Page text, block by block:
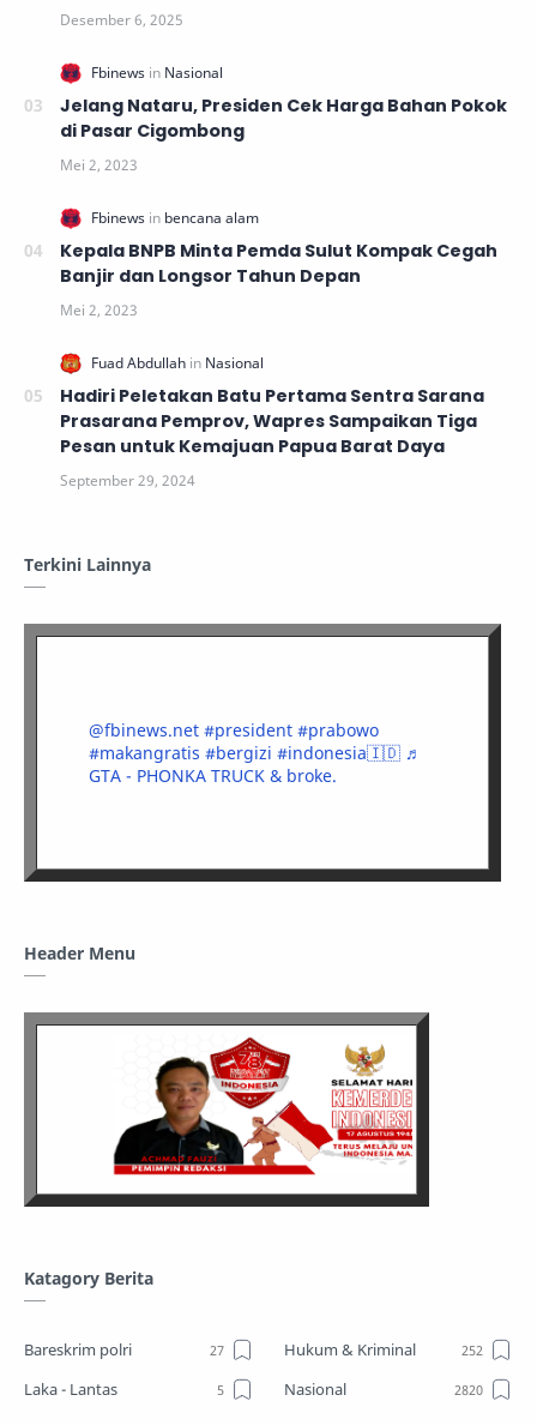
Jelang Nataru, Presiden Cek Harga Bahan Pokok
di Pasar Cigombong
Kepala BNPB Minta Pemda Sulut Kompak Cegah
Banjir dan Longsor Tahun Depan
Hadiri Peletakan Batu Pertama Sentra Sarana
Prasarana Pemprov, Wapres Sampaikan Tiga
Pesan untuk Kemajuan Papua Barat Daya
Terkini Lainnya
@fbinews.net #president #prabowo
#makangratis #bergizi #indonesia🇮🇩 ♬
GTA - PHONKA TRUCK & broke.
Header Menu
Katagory Berita
Bareskrim polri
Hukum & Kriminal
Laka - Lantas
Nasional